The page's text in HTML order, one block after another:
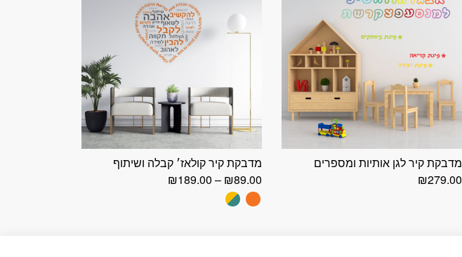
מדבקת קיר לגן אותיות ומספרים
₪279.00
מדבקת קיר קולאז׳ קבלה ושיתוף
₪89.00
–
₪189.00